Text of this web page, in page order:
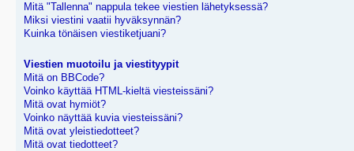
Mitä "Tallenna" nappula tekee viestien lähetyksessä?
Miksi viestini vaatii hyväksynnän?
Kuinka tönäisen viestiketjuani?
Viestien muotoilu ja viestityypit
Mitä on BBCode?
Voinko käyttää HTML-kieltä viesteissäni?
Mitä ovat hymiöt?
Voinko näyttää kuvia viesteissäni?
Mitä ovat yleistiedotteet?
Mitä ovat tiedotteet?